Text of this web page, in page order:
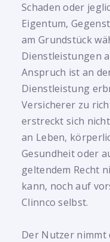
Schaden oder
Eigentum,
am Grundstück
Dienstleistungen
Anspruch ist an
Dienstleistung
Versicherer zu
erstreckt sich
an Leben,
Gesundheit oder
geltendem Recht
kann, noch auf
Clinnco selbst.
Der Nutzer nimmt